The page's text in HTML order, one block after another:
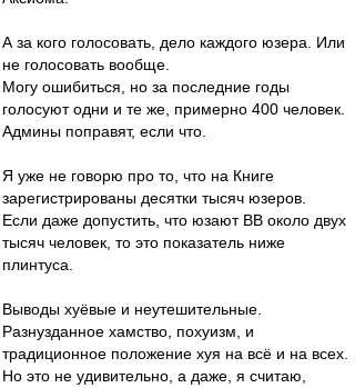
А за кого голосовать, дело каждого юзера. Или
не голосовать вообще.
Могу ошибиться, но за последние годы
голосуют одни и те же, примерно 400 человек.
Админы поправят, если что.
Я уже не говорю про то, что на Книге
зарегистрированы десятки тысяч юзеров.
Если даже допустить, что юзают ВВ около двух
тысяч человек, то это показатель ниже
плинтуса.
Выводы хуёвые и неутешительные.
Разнузданное хамство, похуизм, и
традиционное положение хуя на всё и на всех.
Но это не удивительно, а даже, я считаю,